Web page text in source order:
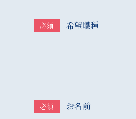
必須 希望職種
必須 お名前